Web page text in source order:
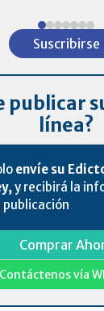
Suscribirse
publicar
línea?
envíe su
y recibirá la
publicación
Comprar
vía